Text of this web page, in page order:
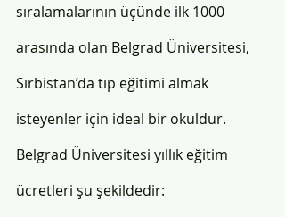
sıralamalarının üçünde ilk 1000
arasında olan Belgrad Üniversitesi,
Sırbistan’da tıp eğitimi almak
isteyenler için ideal bir okuldur.
Belgrad Üniversitesi yıllık eğitim
ücretleri şu şekildedir: